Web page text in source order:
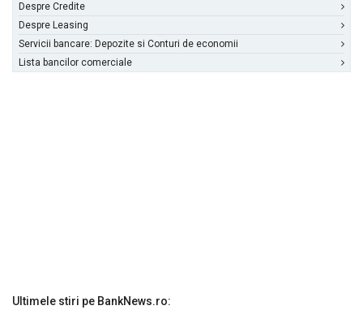
Despre Credite
Despre Leasing
Servicii bancare: Depozite si Conturi de economii
Lista bancilor comerciale
Ultimele stiri pe BankNews.ro: